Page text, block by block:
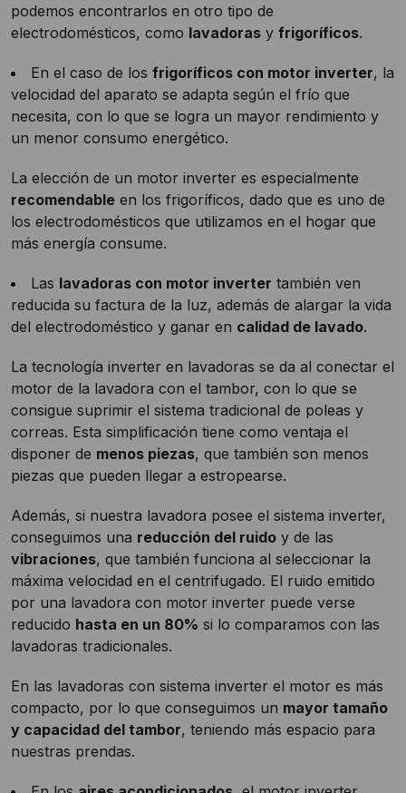
podemos encontrarlos en otro tipo de
electrodomésticos, como lavadoras y frigoríficos.
En el caso de los frigoríficos con motor inverter, la
velocidad del aparato se adapta según el frío que
necesita, con lo que se logra un mayor rendimiento y
un menor consumo energético.
La elección de un motor inverter es especialmente
recomendable en los frigoríficos, dado que es uno de
los electrodomésticos que utilizamos en el hogar que
más energía consume.
Las lavadoras con motor inverter también ven
reducida su factura de la luz, además de alargar la vida
del electrodoméstico y ganar en calidad de lavado.
La tecnología inverter en lavadoras se da al conectar el
motor de la lavadora con el tambor, con lo que se
consigue suprimir el sistema tradicional de poleas y
correas. Esta simplificación tiene como ventaja el
disponer de menos piezas, que también son menos
piezas que pueden llegar a estropearse.
Además, si nuestra lavadora posee el sistema inverter,
conseguimos una reducción del ruido y de las
vibraciones, que también funciona al seleccionar la
máxima velocidad en el centrifugado. El ruido emitido
por una lavadora con motor inverter puede verse
reducido hasta en un 80% si lo comparamos con las
lavadoras tradicionales.
En las lavadoras con sistema inverter el motor es más
compacto, por lo que conseguimos un mayor tamaño
y capacidad del tambor, teniendo más espacio para
nuestras prendas.